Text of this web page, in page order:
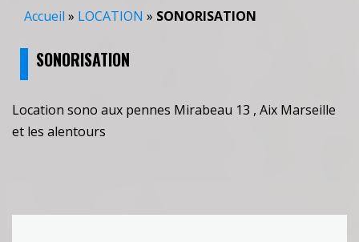
Accueil » LOCATION » SONORISATION
SONORISATION
Location sono aux pennes Mirabeau 13 , Aix Marseille
et les alentours